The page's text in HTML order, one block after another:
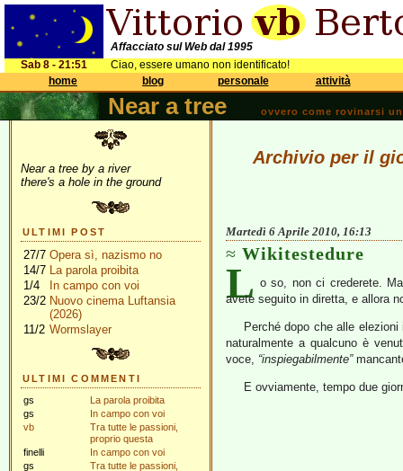
Affacciato sul Web dal 1995
Sab 8 - 21:51
Ciao, essere umano non identificato!
home
blog personale attività
Near a tree ovvero come rovinarsi
Near a tree by a river
there's a hole in the ground
ULTIMI POST
27/7 Opera sì, nazismo no
14/7 La parola proibita
1/4
In campo con voi
23/2 Nuovo cinema Luftansia
(2026)
11/2 Wormslayer
ULTIMI COMMENTI
gs
La parola proibita
gs
In campo con voi
vb
Tra tutte le passioni,
proprio questa
finelli
In campo con voi
gs
Tra tutte le passioni,
Archivio per il
Martedì 6 Aprile 2010, 16:13
Wikitestedure
L o so, non ci crederete.
avete seguito in diretta, e allora
Perché dopo che alle
naturalmente a qualcuno è
voce, “inspiegabilmente”
E ovviamente, tempo due